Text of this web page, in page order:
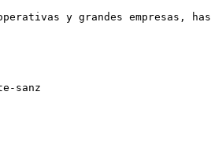
y grandes empresas,